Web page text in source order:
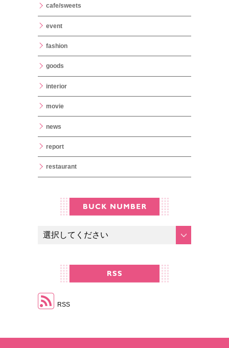
cafe/sweets
event
fashion
goods
interior
movie
news
report
restaurant
RSS